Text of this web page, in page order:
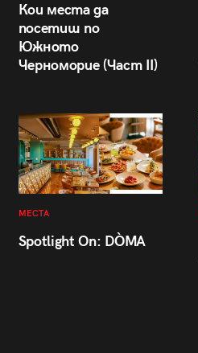
Кои места да
посетиш по
Южното
Черноморие (Част II)
МЕСТА
Spotlight On: DÒMA